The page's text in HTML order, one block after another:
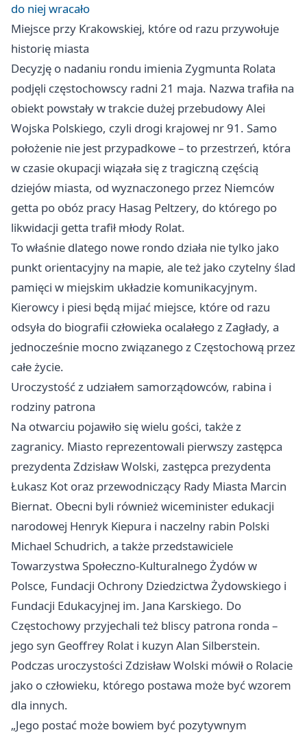
do niej wracało
Miejsce przy Krakowskiej, które od razu przywołuje
historię miasta
Decyzję o nadaniu rondu imienia Zygmunta Rolata
podjęli częstochowscy radni 21 maja. Nazwa trafiła na
obiekt powstały w trakcie dużej przebudowy Alei
Wojska Polskiego, czyli drogi krajowej nr 91. Samo
położenie nie jest przypadkowe – to przestrzeń, która
w czasie okupacji wiązała się z tragiczną częścią
dziejów miasta, od wyznaczonego przez Niemców
getta po obóz pracy Hasag Peltzery, do którego po
likwidacji getta trafił młody Rolat.
To właśnie dlatego nowe rondo działa nie tylko jako
punkt orientacyjny na mapie, ale też jako czytelny ślad
pamięci w miejskim układzie komunikacyjnym.
Kierowcy i piesi będą mijać miejsce, które od razu
odsyła do biografii człowieka ocalałego z Zagłady, a
jednocześnie mocno związanego z Częstochową przez
całe życie.
Uroczystość z udziałem samorządowców, rabina i
rodziny patrona
Na otwarciu pojawiło się wielu gości, także z
zagranicy. Miasto reprezentowali pierwszy zastępca
prezydenta Zdzisław Wolski, zastępca prezydenta
Łukasz Kot oraz przewodniczący Rady Miasta Marcin
Biernat. Obecni byli również wiceminister edukacji
narodowej Henryk Kiepura i naczelny rabin Polski
Michael Schudrich, a także przedstawiciele
Towarzystwa Społeczno-Kulturalnego Żydów w
Polsce, Fundacji Ochrony Dziedzictwa Żydowskiego i
Fundacji Edukacyjnej im. Jana Karskiego. Do
Częstochowy przyjechali też bliscy patrona ronda –
jego syn Geoffrey Rolat i kuzyn Alan Silberstein.
Podczas uroczystości Zdzisław Wolski mówił o Rolacie
jako o człowieku, którego postawa może być wzorem
dla innych.
„Jego postać może bowiem być pozytywnym